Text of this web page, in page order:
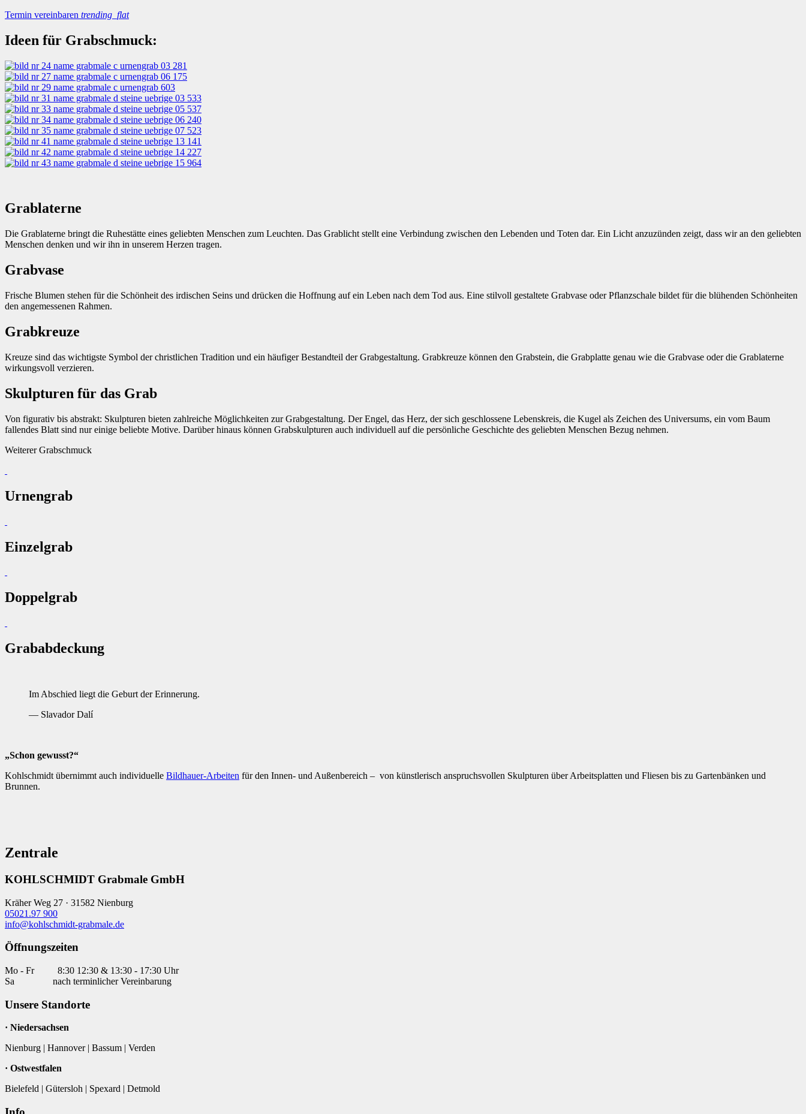
Termin vereinbaren trending_flat
Ideen für Grabschmuck:
Grablaterne
Die Grablaterne bringt die Ruhestätte eines geliebten Menschen zum Leuchten. Das Grablicht stellt eine Verbindung zwischen den Lebenden und Toten dar. Ein Licht anzuzünden zeigt, dass wir an den geliebten
Menschen denken und wir ihn in unserem Herzen tragen.
Grabvase
Frische Blumen stehen für die Schönheit des irdischen Seins und drücken die Hoffnung auf ein Leben nach dem Tod aus. Eine stilvoll gestaltete Grabvase oder Pflanzschale bildet für die blühenden Schönheiten
den angemessenen Rahmen.
Grabkreuze
Kreuze sind das wichtigste Symbol der christlichen Tradition und ein häufiger Bestandteil der Grabgestaltung. Grabkreuze können den Grabstein, die Grabplatte genau wie die Grabvase oder die Grablaterne
wirkungsvoll verzieren.
Skulpturen für das Grab
Von figurativ bis abstrakt: Skulpturen bieten zahlreiche Möglichkeiten zur Grabgestaltung. Der Engel, das Herz, der sich geschlossene Lebenskreis, die Kugel als Zeichen des Universums, ein vom Baum
fallendes Blatt sind nur einige beliebte Motive. Darüber hinaus können Grabskulpturen auch individuell auf die persönliche Geschichte des geliebten Menschen Bezug nehmen.
Weiterer Grabschmuck
Urnengrab
Einzelgrab
Doppelgrab
Grababdeckung
Im Abschied liegt die Geburt der Erinnerung.
— Slavador Dalí
„Schon gewusst?“
Kohlschmidt übernimmt auch individuelle Bildhauer-Arbeiten für den Innen- und Außenbereich – von künstlerisch anspruchsvollen Skulpturen über Arbeitsplatten und Fliesen bis zu Gartenbänken und
Brunnen.
Zentrale
KOHLSCHMIDT Grabmale GmbH
Kräher Weg 27 · 31582 Nienburg
05021.97 900
info@kohlschmidt-grabmale.de
Öffnungszeiten
Mo - Fr
8:30 12:30 & 13:30 - 17:30 Uhr
Sa
nach terminlicher Vereinbarung
Unsere Standorte
· Niedersachsen
Nienburg | Hannover | Bassum | Verden
· Ostwestfalen
Bielefeld | Gütersloh | Spexard | Detmold